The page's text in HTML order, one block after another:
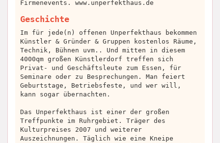
Firmenevents. www.unperfekthaus.de
Geschichte
Im für jede(n) offenen Unperfekthaus bekommen
Künstler & Gründer & Gruppen kostenlos Räume,
Technik, Bühnen uvm.. Und mitten in diesem
4000qm großen Künstlerdorf treffen sich
Privat- und Geschäftsleute zum Essen, für
Seminare oder zu Besprechungen. Man feiert
Geburtstage, Betriebsfeste, und wer will,
kann sogar übernachten.
Das Unperfekthaus ist einer der großen
Treffpunkte im Ruhrgebiet. Träger des
Kulturpreises 2007 und weiterer
Auszeichnungen. Täglich wie eine Kneipe